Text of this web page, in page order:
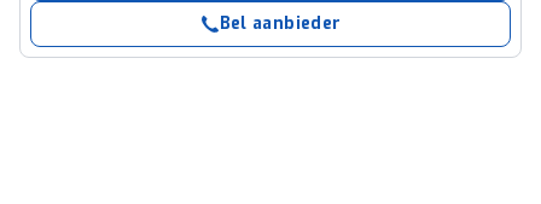
Bel aanbieder